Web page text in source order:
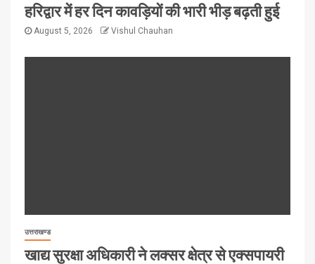
हरिद्वार में हर दिन कावड़ियों की भारी भीड़ बढ़ती हुई
August 5, 2026 Vishul Chauhan
उत्तराखण्ड
खाद्य सुरक्षा अधिकारी ने लक्सर क्षेत्र से एक्सपायरी